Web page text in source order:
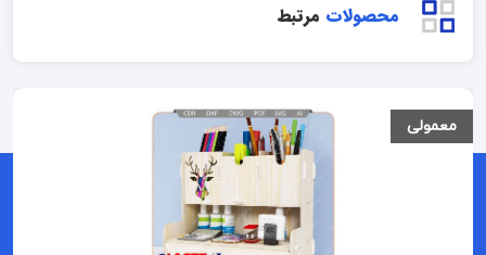
محصولات مرتبط
معمولی